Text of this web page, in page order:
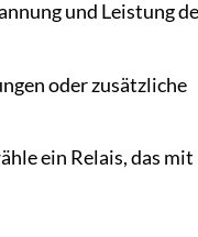
und Leistung
oder zusätzliche
ein Relais, das mit